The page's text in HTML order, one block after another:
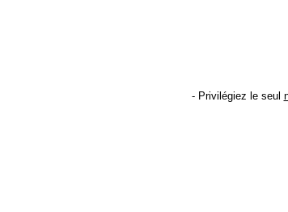
- Privilégiez le seul